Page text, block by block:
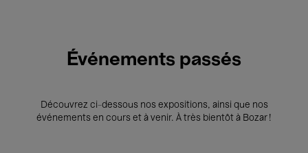
Événements passés
Découvrez ci-dessous nos expositions, ainsi que nos
événements en cours et à venir. À très bientôt à Bozar !